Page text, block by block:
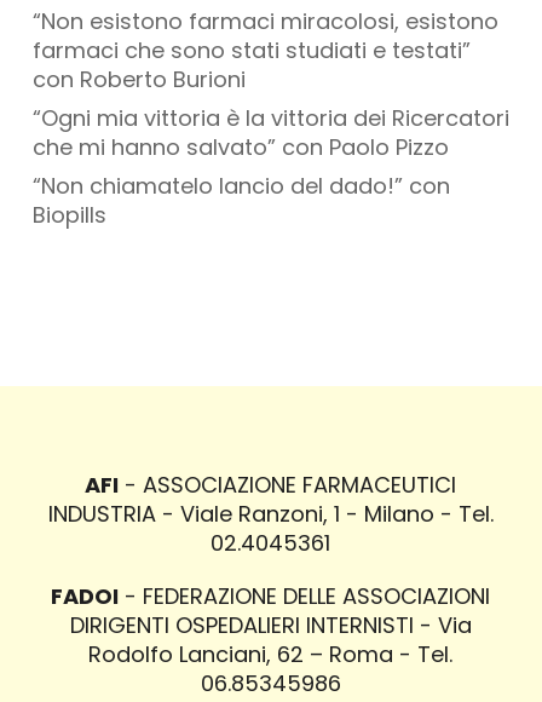
“Non esistono farmaci miracolosi, esistono
farmaci che sono stati studiati e testati”
con Roberto Burioni
“Ogni mia vittoria è la vittoria dei Ricercatori
che mi hanno salvato” con Paolo Pizzo
“Non chiamatelo lancio del dado!” con
Biopills
AFI - ASSOCIAZIONE FARMACEUTICI
INDUSTRIA - Viale Ranzoni, 1 - Milano - Tel.
02.4045361
FADOI - FEDERAZIONE DELLE ASSOCIAZIONI
DIRIGENTI OSPEDALIERI INTERNISTI - Via
Rodolfo Lanciani, 62 – Roma - Tel.
06.85345986